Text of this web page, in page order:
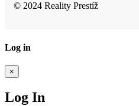
© 2024 Reality Prestíž
Log in
×
Log In